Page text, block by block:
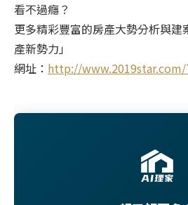
看不過癮？
更多精彩豐富的房產大勢分析與
產新勢力」
網址： http://